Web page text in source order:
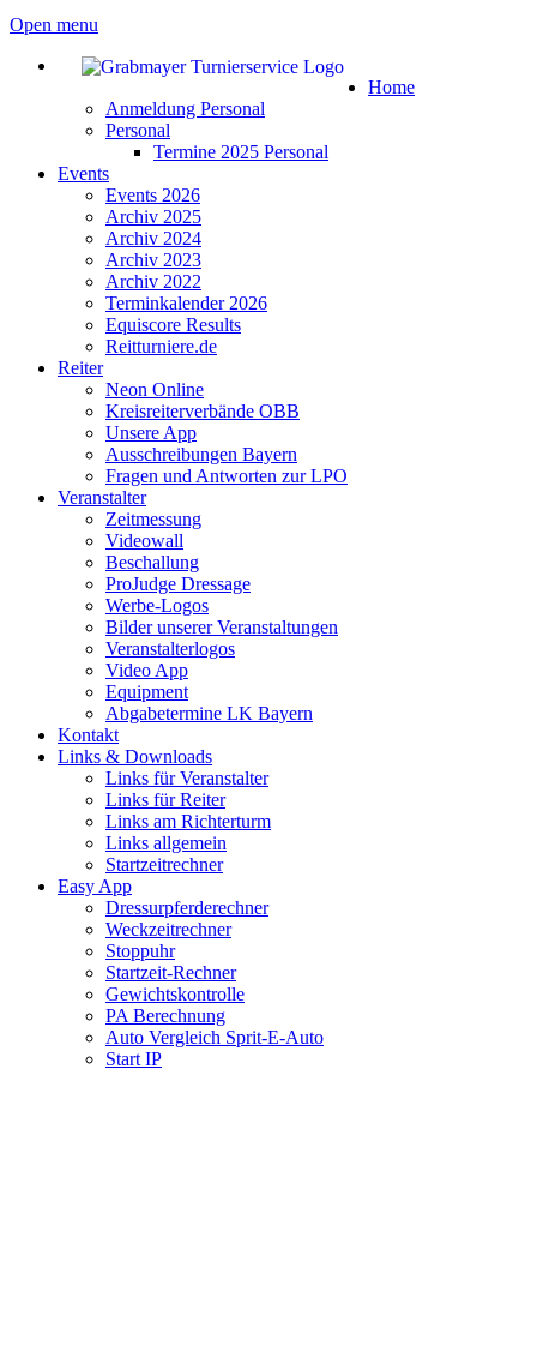
Open menu
Home
Anmeldung Personal
Personal
Termine 2025 Personal
Events
Events 2026
Archiv 2025
Archiv 2024
Archiv 2023
Archiv 2022
Terminkalender 2026
Equiscore Results
Reitturniere.de
Reiter
Neon Online
Kreisreiterverbände OBB
Unsere App
Ausschreibungen Bayern
Fragen und Antworten zur LPO
Veranstalter
Zeitmessung
Videowall
Beschallung
ProJudge Dressage
Werbe-Logos
Bilder unserer Veranstaltungen
Veranstalterlogos
Video App
Equipment
Abgabetermine LK Bayern
Kontakt
Links & Downloads
Links für Veranstalter
Links für Reiter
Links am Richterturm
Links allgemein
Startzeitrechner
Easy App
Dressurpferderechner
Weckzeitrechner
Stoppuhr
Startzeit-Rechner
Gewichtskontrolle
PA Berechnung
Auto Vergleich Sprit-E-Auto
Start IP